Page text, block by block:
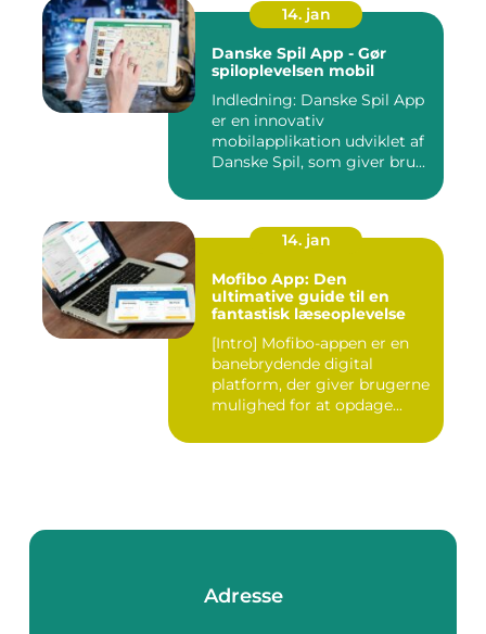
14. jan
Danske Spil App - Gør
spiloplevelsen mobil
Indledning: Danske Spil App
er en innovativ
mobilapplikation udviklet af
Danske Spil, som giver bru...
14. jan
Mofibo App: Den
ultimative guide til en
fantastisk læseoplevelse
[Intro] Mofibo-appen er en
banebrydende digital
platform, der giver brugerne
mulighed for at opdage...
Adresse